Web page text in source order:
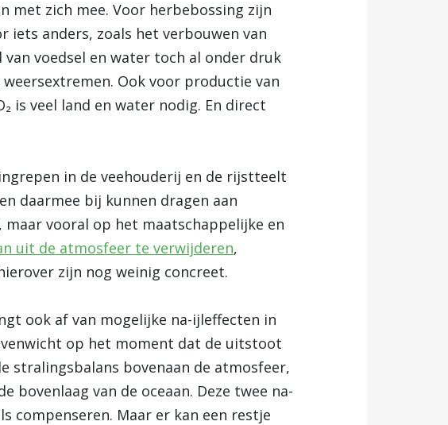
met zich mee. Voor herbebossing zijn
iets anders, zoals het verbouwen van
voedsel en water toch al onder druk
Ook voor productie van
is veel land en water nodig. En direct
in de veehouderij en de rijstteelt
daarmee bij kunnen dragen aan
vooral op het maatschappelijke en
uit de atmosfeer te verwijderen,
zijn nog weinig concreet.
ook af van mogelijke na-ijleffecten in
op het moment dat de uitstoot
stralingsbalans bovenaan de atmosfeer,
bovenlaag van de oceaan. Deze twee na-
compenseren. Maar er kan een restje